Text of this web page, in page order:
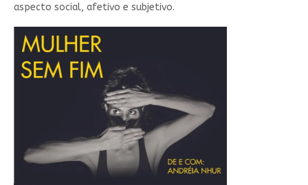
aspecto social, afetivo e subjetivo.